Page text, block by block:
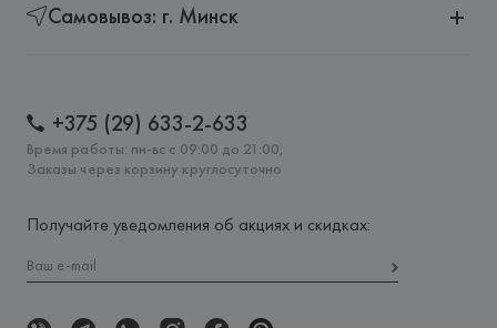
Самовывоз: г. Минск
+375 (29) 633-2-633
Время работы: пн-вс с 09:00 до 21:00,
Заказы через корзину круглосуточно
Получайте уведомления об акциях и скидках: